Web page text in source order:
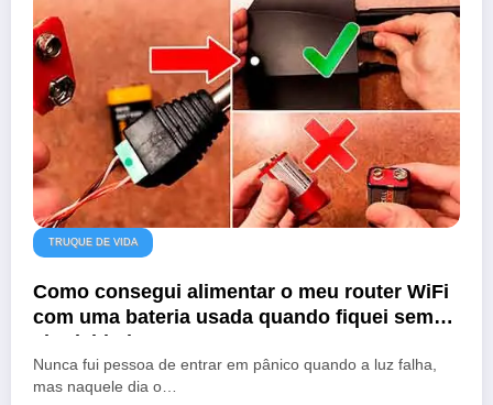
TRUQUE DE VIDA
Como consegui alimentar o meu router WiFi
com uma bateria usada quando fiquei sem
eletricidade
Nunca fui pessoa de entrar em pânico quando a luz falha,
mas naquele dia o…